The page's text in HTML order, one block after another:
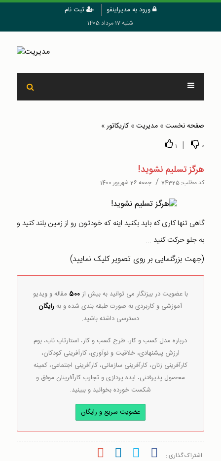
ورود به مدیراینفو ثبت نام
شنبه 17 مرداد 1405
صفحه نخست» مدیریت» کاریکاتور»
0
|
1
هرگز تسلیم نشوید!
کد مطلب: 74325
/ جمعه 26 شهریور 1400
گاهی تنها کاری که باید بکنید اینه که خودتون رو از زمین بلند کنید و
به جلو حرکت کنید ...
(جهت بزرگنمایی بر روی تصویر کلیک نمایید)
با عضویت در بیزنگار می توانید به بیش از500 مقاله و ویدیو
آموزشی و کاربردی به صورت طبقه بندی شده و بهرایگان
دسترسی داشته باشید.
درباره مدل کسب و کار، طرح کسب و کار، استارتاپ ناب، بوم
ارزش پیشنهادی، خلاقیت و نوآوری، کارآفرینی کودکان،
کارآفرینی زنان، کارآفرینی سازمانی، کارآفرینی اجتماعی، کمینه
محصول پذیرفتنی، ایده پردازی و تجارب کارآفرینان موفق و
شکست خورده بخوانید و ببینید.
عضویت سریع و رایگان
اشتراک گذاری :